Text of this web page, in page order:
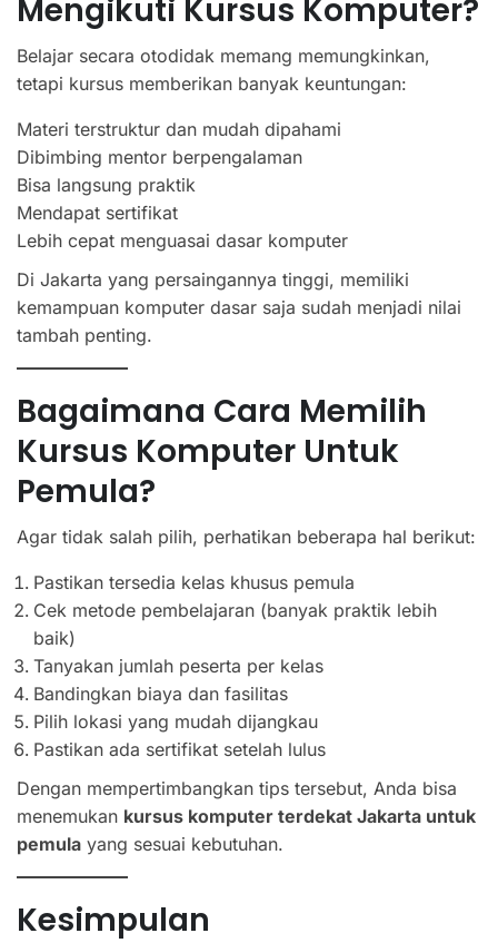
Mengikuti Kursus Komputer?
Belajar secara otodidak memang memungkinkan,
tetapi kursus memberikan banyak keuntungan:
Materi terstruktur dan mudah dipahami
Dibimbing mentor berpengalaman
Bisa langsung praktik
Mendapat sertifikat
Lebih cepat menguasai dasar komputer
Di Jakarta yang persaingannya tinggi, memiliki
kemampuan komputer dasar saja sudah menjadi nilai
tambah penting.
Bagaimana Cara Memilih
Kursus Komputer Untuk
Pemula?
Agar tidak salah pilih, perhatikan beberapa hal berikut:
Pastikan tersedia kelas khusus pemula
Cek metode pembelajaran (banyak praktik lebih
baik)
Tanyakan jumlah peserta per kelas
Bandingkan biaya dan fasilitas
Pilih lokasi yang mudah dijangkau
Pastikan ada sertifikat setelah lulus
Dengan mempertimbangkan tips tersebut, Anda bisa
menemukan kursus komputer terdekat Jakarta untuk
pemula yang sesuai kebutuhan.
Kesimpulan